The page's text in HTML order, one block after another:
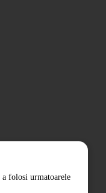
a folosi urmatoarele